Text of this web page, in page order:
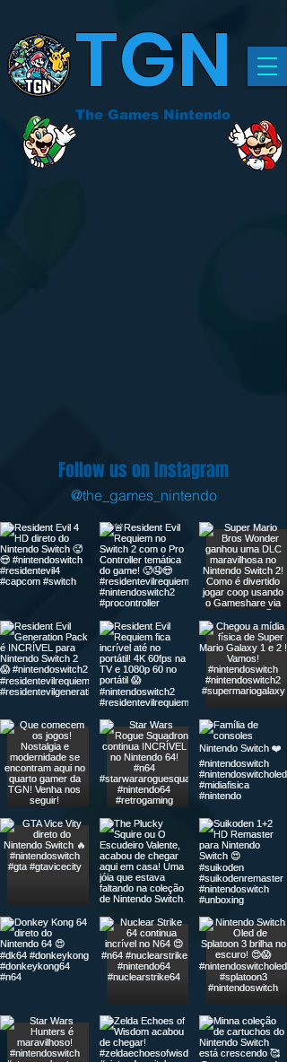
TGN
The Games Nintendo
Follow us on Instagram
@the_games_nintendo